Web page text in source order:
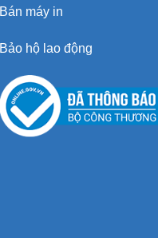
Bán máy in
Bảo hộ lao động